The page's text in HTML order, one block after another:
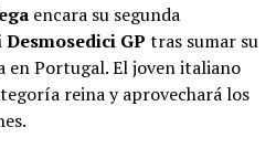
encara su segunda
Desmosedici GP tras sumar su
Portugal. El joven italiano
reina y aprovechará los